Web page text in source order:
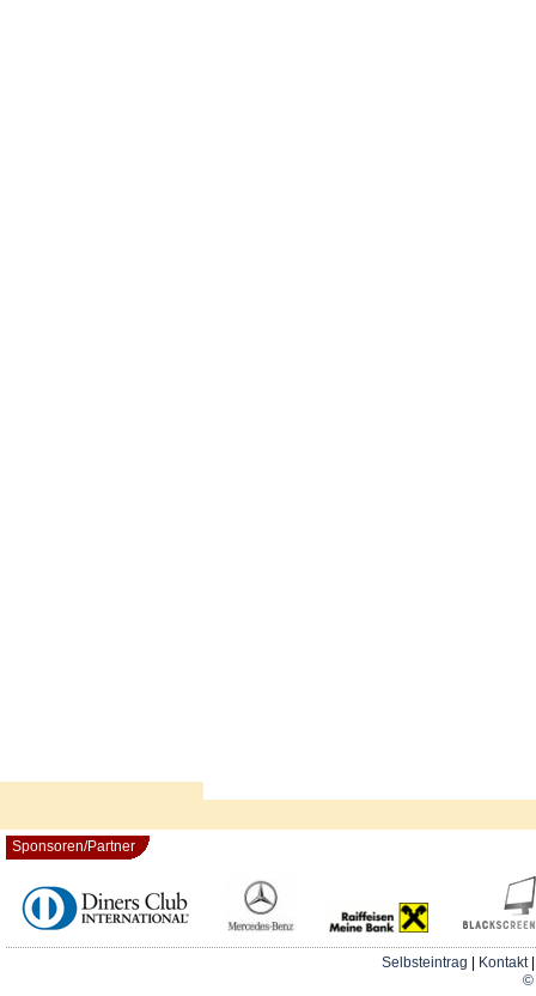
Sponsoren/Partner
Selbsteintrag Kontakt
©